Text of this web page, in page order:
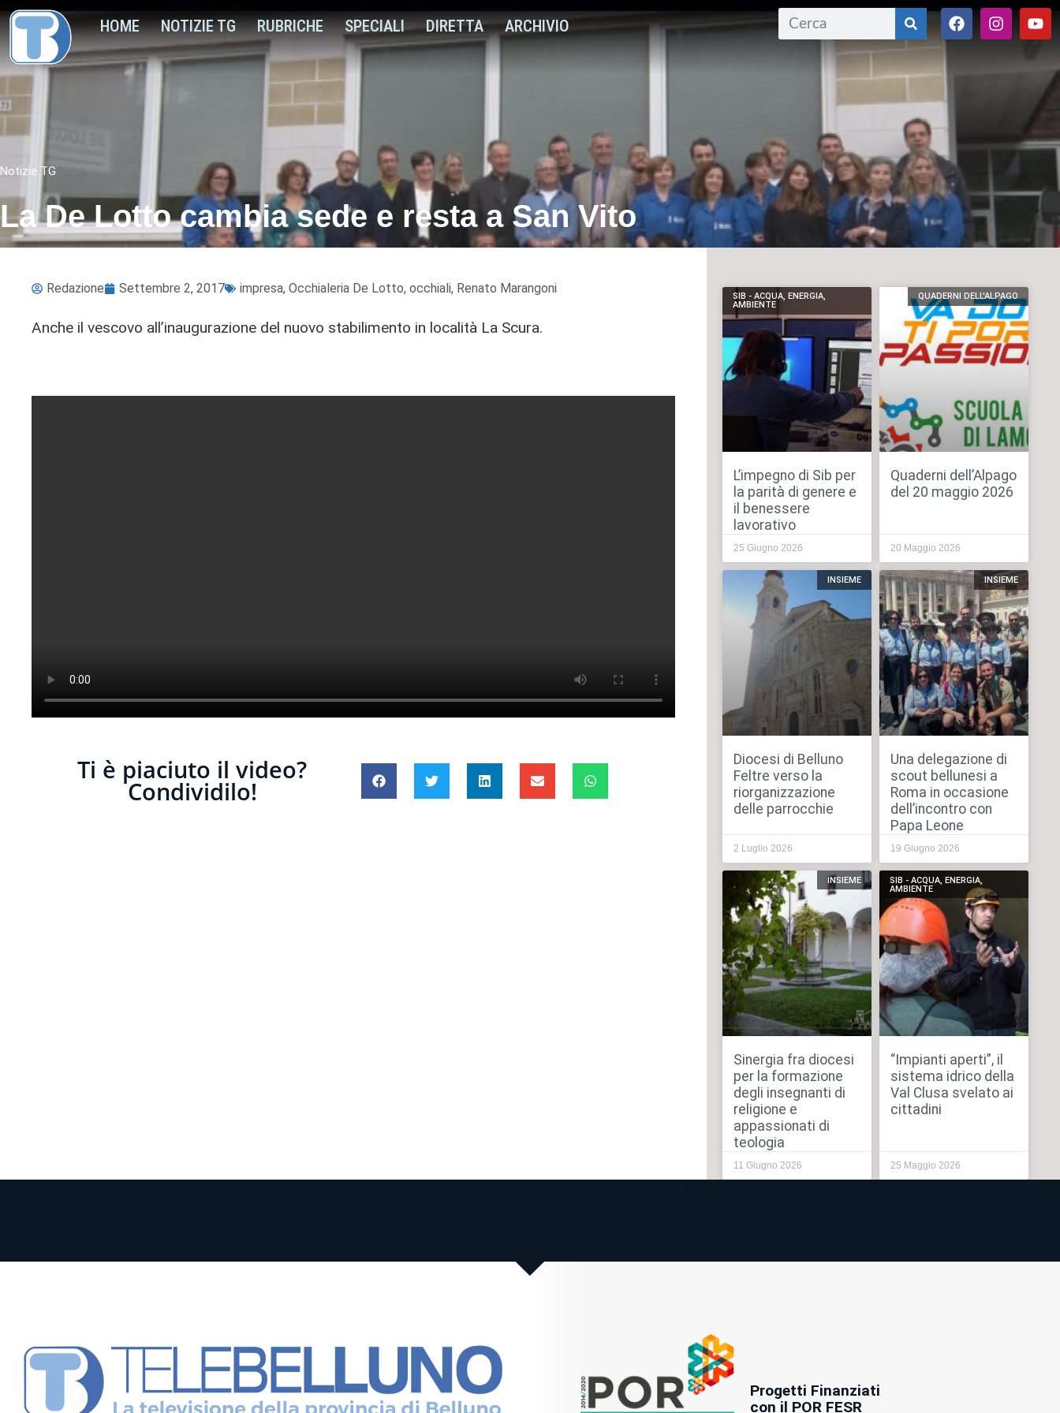
HOME NOTIZIE TG RUBRICHE SPECIALI DIRETTA ARCHIVIO
Notizie TG
La De Lotto cambia sede e resta a San Vito
Redazione Settembre 2, 2017 impresa, Occhialeria De Lotto, occhiali, Renato Marangoni
Anche il vescovo all’inaugurazione del nuovo stabilimento in località La Scura.
Ti è piaciuto il video?
Condividilo!
SIB - ACQUA, ENERGIA,
AMBIENTE
L’impegno di Sib per
la parità di genere e
il benessere
lavorativo
25 Giugno 2026
QUADERNI DELL'ALPAGO
Quaderni dell’Alpago
del 20 maggio 2026
20 Maggio 2026
INSIEME
Diocesi di Belluno
Feltre verso la
riorganizzazione
delle parrocchie
2 Luglio 2026
INSIEME
Una delegazione di
scout bellunesi a
Roma in occasione
dell’incontro con
Papa Leone
19 Giugno 2026
INSIEME
Sinergia fra diocesi
per la formazione
degli insegnanti di
religione e
appassionati di
teologia
11 Giugno 2026
SIB - ACQUA, ENERGIA,
AMBIENTE
“Impianti aperti”, il
sistema idrico della
Val Clusa svelato ai
cittadini
25 Maggio 2026
Progetti Finanziati
con il POR FESR